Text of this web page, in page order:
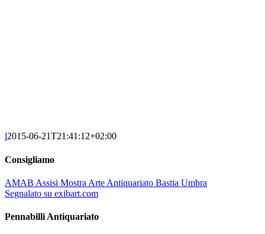
l2015-06-21T21:41:12+02:00
Consigliamo
AMAB Assisi Mostra Arte Antiquariato Bastia Umbra
Segnalato su exibart.com
Pennabilli Antiquariato